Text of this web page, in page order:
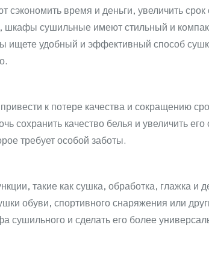
сэкономить время и деньги, увеличить
шкафы сушильные имеют стильный и
удобный и эффективный способ
к потере качества и сокращению
сохранить качество белья и увеличить
требует особой заботы.
такие как сушка, обработка, глажка и
обуви, спортивного снаряжения или
сушильного и сделать его более